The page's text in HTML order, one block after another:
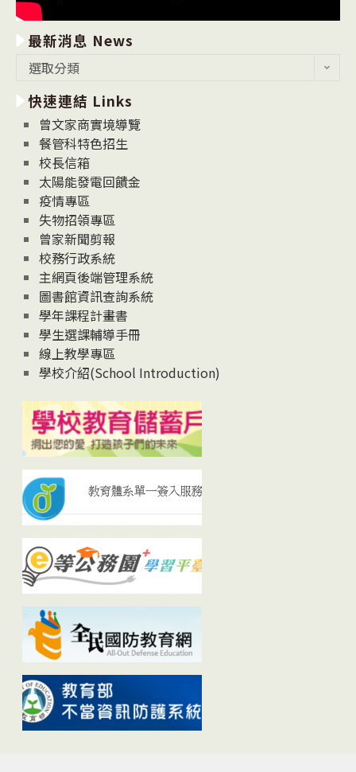
最新消息 News
消
息
News
選取分類
快速連結 Links
曾文家商實境導覽
餐管科特色招生
校長信箱
太陽能發電回饋金
疫情專區
失物招領專區
曾家新聞剪報
校務行政系統
主網頁後端管理系統
圖書館資訊查詢系統
學年課程計畫書
學生選課輔導手冊
線上教學專區
學校介紹(School Introduction)